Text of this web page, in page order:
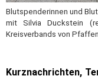
Blutspenderinnen und
mit Silvia Duckstein
Kreisverbands von
Kurznachrichten,